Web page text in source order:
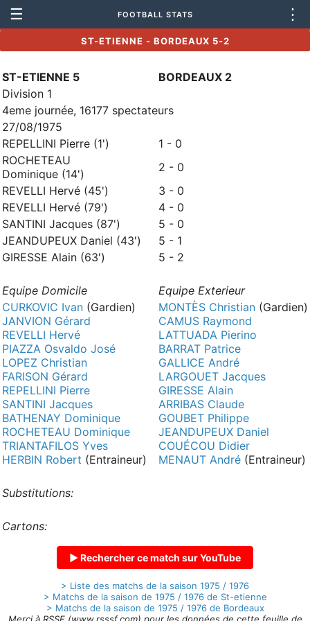
☰ FOOTBALL STATS ⋮
ST-ETIENNE - BORDEAUX 5-2
ST-ETIENNE 5
BORDEAUX 2
Division 1
4eme journée, 16177 spectateurs
27/08/1975
REPELLINI Pierre (1')
1 - 0
ROCHETEAU
Dominique (14')
2 - 0
REVELLI Hervé (45')
3 - 0
REVELLI Hervé (79')
4 - 0
SANTINI Jacques (87')
5 - 0
JEANDUPEUX Daniel (43')
5 - 1
GIRESSE Alain (63')
5 - 2
Equipe Domicile
Equipe Exterieur
CURKOVIC Ivan (Gardien)
JANVION Gérard
REVELLI Hervé
PIAZZA Osvaldo José
LOPEZ Christian
FARISON Gérard
REPELLINI Pierre
SANTINI Jacques
BATHENAY Dominique
ROCHETEAU Dominique
TRIANTAFILOS Yves
HERBIN Robert (Entraineur)
MONTÈS Christian (Gardien)
CAMUS Raymond
LATTUADA Pierino
BARRAT Patrice
GALLICE André
LARGOUET Jacques
GIRESSE Alain
ARRIBAS Claude
GOUBET Philippe
JEANDUPEUX Daniel
COUÉCOU Didier
MENAUT André (Entraineur)
Substitutions:
Cartons:
▶ Rechercher ce match sur YouTube
> Liste des matchs de la saison 1975 / 1976
> Matchs de la saison de 1975 / 1976 de St-etienne
> Matchs de la saison de 1975 / 1976 de Bordeaux